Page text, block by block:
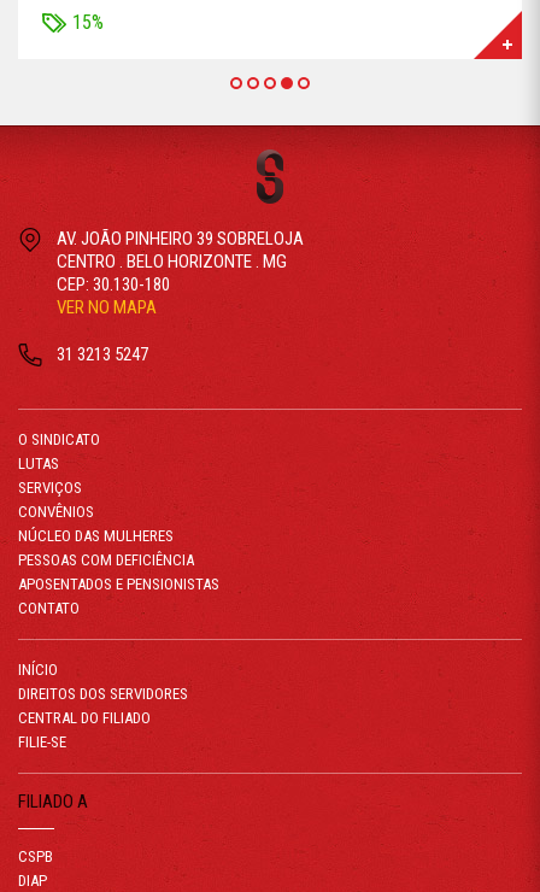
15%
AV. JOÃO PINHEIRO 39 SOBRELOJA
CENTRO . BELO HORIZONTE . MG
CEP: 30.130-180
VER NO MAPA
31 3213 5247
O SINDICATO
LUTAS
SERVIÇOS
CONVÊNIOS
NÚCLEO DAS MULHERES
PESSOAS COM DEFICIÊNCIA
APOSENTADOS E PENSIONISTAS
CONTATO
INÍCIO
DIREITOS DOS SERVIDORES
CENTRAL DO FILIADO
FILIE-SE
FILIADO A
CSPB
DIAP